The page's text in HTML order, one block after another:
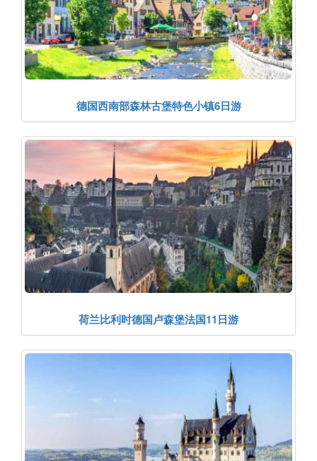
德国西南部森林古堡特色小镇6日游
荷兰比利时德国卢森堡法国11日游